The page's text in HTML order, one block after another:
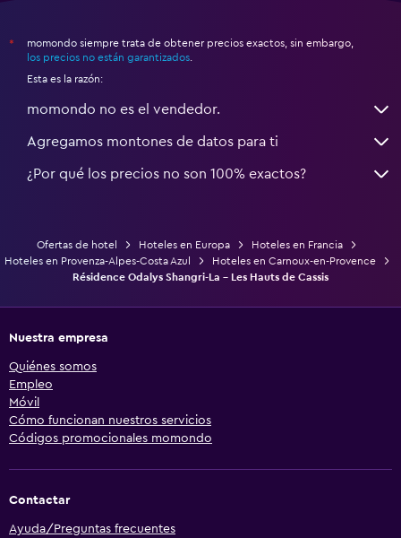
*
momondo siempre trata de obtener precios exactos, sin embargo,
los precios no están garantizados
Esta es la razón:
momondo no es el vendedor.
Agregamos montones de datos para ti
¿Por qué los precios no son 100% exactos?
Ofertas de hotel Hoteles en Europa
Hoteles en Francia
Hoteles en Provenza-Alpes-Costa Azul
Hoteles en Carnoux-en-Provence
Résidence Odalys Shangri-La - Les Hauts de Cassis
Nuestra empresa
Quiénes somos
Empleo
Móvil
Cómo funcionan nuestros servicios
Códigos promocionales momondo
Contactar
Ayuda/Preguntas frecuentes